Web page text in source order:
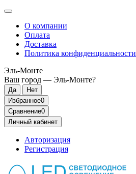
О компании
Оплата
Доставка
Политика конфиденциальности
Эль-Монте
Ваш город — Эль-Монте?
Избранное0
Сравнение0
Личный кабинет
Авторизация
Регистрация